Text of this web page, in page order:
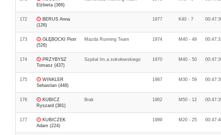
Elżbieta (366)
172
BERUS Anna
(126)
1977 K40 - 7
173
GŁĘBOCKI Piotr
(526)
Mazda Running Team 1974 M40 - 49
174
PRZYBYSZ
Tomasz (437)
Szpital Im.a.sokołowskiego 1970 M40 - 50
175
WINKLER
Sebastian (448)
1987 M30 - 59
176
KUBICZ
Ryszard (381)
Brak 1962 M50 - 12
177
KUBICZEK
Adam (224)
1989 M20 - 25